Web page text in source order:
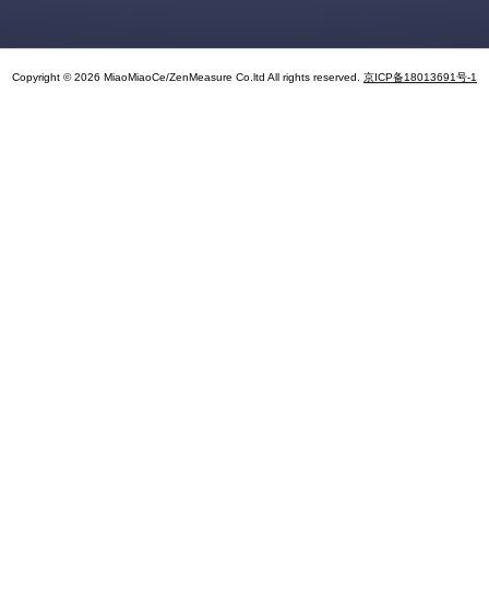
Copyright © 2026 MiaoMiaoCe/ZenMeasure Co.ltd All rights reserved. 京ICP备18013691号-1